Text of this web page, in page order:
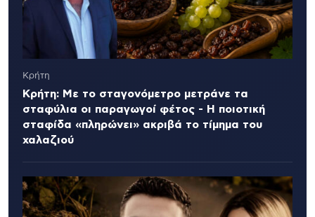
Κρήτη
Κρήτη: Με το σταγονόμετρο μετράνε τα
σταφύλια οι παραγωγοί φέτος - Η ποιοτική
σταφίδα «πληρώνει» ακριβά το τίμημα του
χαλαζιού